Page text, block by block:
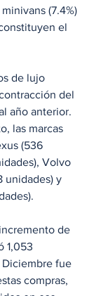
(7.4%)
el
de lujo
del
año anterior.
las marcas
(536
Volvo
unidades) y
de
1,053
fue
compras,